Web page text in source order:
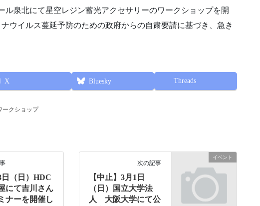
ル泉北にて星空レジン蓄光アクセサリーのワークショップを開
ウイルス蔓延予防のための政府からの自粛要請に基づき、急き
X Bluesky Threads
ークショップ
日（日）HDC
にて吉川さん
ナーを開催し
イベント
次の記事
【中止】3月1日
（日）国立大学法
人 大阪大学にて公